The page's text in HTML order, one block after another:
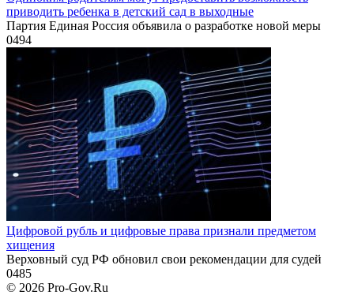
приводить ребенка в детский сад в выходные
Партия Единая Россия объявила о разработке новой меры
0494
Цифровой рубль и цифровые права признали предметом
хищения
Верховный суд РФ обновил свои рекомендации для судей
0485
© 2026 Pro-Gov.Ru